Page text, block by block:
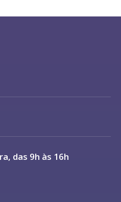
das 9h às 16h